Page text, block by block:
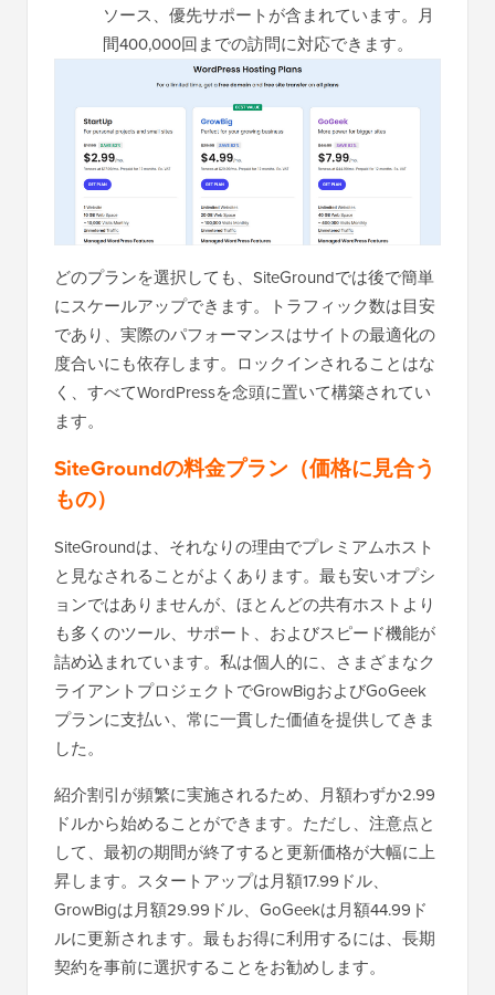
ソース、優先サポートが含まれています。月
間400,000回までの訪問に対応できます。
どのプランを選択しても、SiteGroundでは後で簡単
にスケールアップできます。トラフィック数は目安
であり、実際のパフォーマンスはサイトの最適化の
度合いにも依存します。ロックインされることはな
く、すべてWordPressを念頭に置いて構築されてい
ます。
SiteGroundの料金プラン（価格に見合う
もの）
SiteGroundは、それなりの理由でプレミアムホスト
と見なされることがよくあります。最も安いオプシ
ョンではありませんが、ほとんどの共有ホストより
も多くのツール、サポート、およびスピード機能が
詰め込まれています。私は個人的に、さまざまなク
ライアントプロジェクトでGrowBigおよびGoGeek
プランに支払い、常に一貫した価値を提供してきま
した。
紹介割引が頻繁に実施されるため、月額わずか2.99
ドルから始めることができます。ただし、注意点と
して、最初の期間が終了すると更新価格が大幅に上
昇します。スタートアップは月額17.99ドル、
GrowBigは月額29.99ドル、GoGeekは月額44.99ド
ルに更新されます。最もお得に利用するには、長期
契約を事前に選択することをお勧めします。